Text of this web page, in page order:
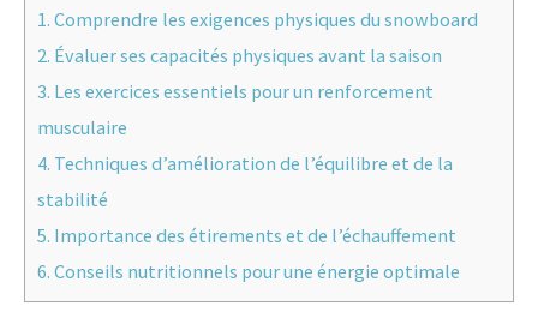
1. Comprendre les exigences physiques du snowboard
2. Évaluer ses capacités physiques avant la saison
3. Les exercices essentiels pour un renforcement
musculaire
4. Techniques d’amélioration de l’équilibre et de la
stabilité
5. Importance des étirements et de l’échauffement
6. Conseils nutritionnels pour une énergie optimale